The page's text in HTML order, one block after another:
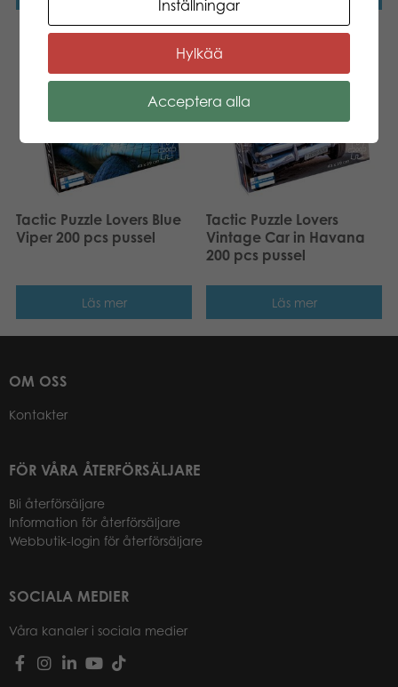
Tactic Puzzle Lovers Blue
Viper 200 pcs pussel
Läs mer
Tactic Puzzle Lovers
Vintage Car in Havana
200 pcs pussel
Läs mer
OM OSS
Kontakter
FÖR VÅRA ÅTERFÖRSÄLJARE
Bli återförsäljare
Information för återförsäljare
Webbutik-login för återförsäljare
SOCIALA MEDIER
Våra kanaler i sociala medier
Inställningar
Hylkää
Acceptera alla